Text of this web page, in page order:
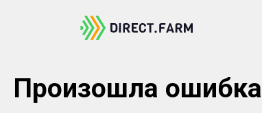
Произошла ошибка